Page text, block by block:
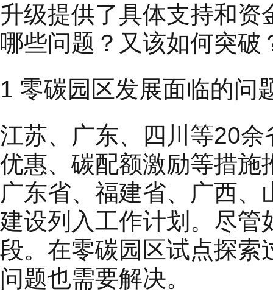
升级提供了具体支持和
哪些问题？又该如何突破
1 零碳园区发展面临的问
江苏、广东、四川等20
优惠、碳配额激励等措施
广东省、福建省、广西
建设列入工作计划。尽管
段。在零碳园区试点探索
问题也需要解决。